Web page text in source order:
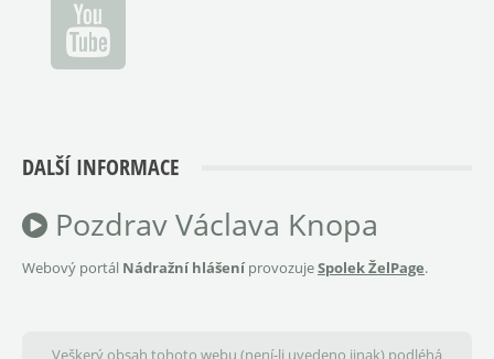
DALŠÍ INFORMACE
Pozdrav Václava Knopa
Webový portál Nádražní hlášeníprovozujeSpolek ŽelPage.
Veškerý obsah tohoto webu (není-li uvedeno jinak) podléhá